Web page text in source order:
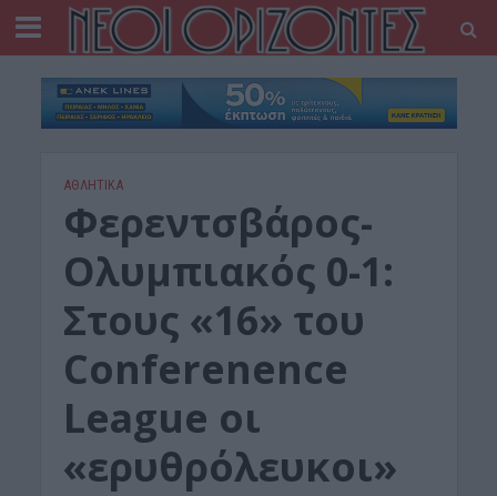
ΑΘΛΗΤΙΚΑ
Φερεντσβάρος-
Ολυμπιακός 0-1:
Στους «16» του
Conferenence
League oι
«ερυθρόλευκοι»